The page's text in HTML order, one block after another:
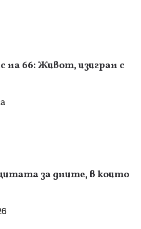
на 66: Живот, изигран с
за дните, в които